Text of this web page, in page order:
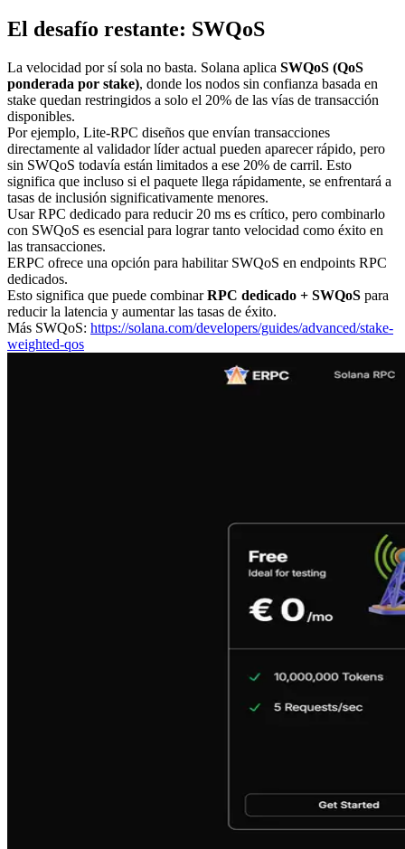
El desafío restante: SWQoS
La velocidad por sí sola no basta. Solana aplica SWQoS (QoS
ponderada por stake), donde los nodos sin confianza basada en
stake quedan restringidos a solo el 20% de las vías de transacción
disponibles.
Por ejemplo, Lite-RPC diseños que envían transacciones
directamente al validador líder actual pueden aparecer rápido, pero
sin SWQoS todavía están limitados a ese 20% de carril. Esto
significa que incluso si el paquete llega rápidamente, se enfrentará a
tasas de inclusión significativamente menores.
Usar RPC dedicado para reducir 20 ms es crítico, pero combinarlo
con SWQoS es esencial para lograr tanto velocidad como éxito en
las transacciones.
ERPC ofrece una opción para habilitar SWQoS en endpoints RPC
dedicados.
Esto significa que puede combinarRPC dedicado + SWQoS para
reducir la latencia y aumentar las tasas de éxito.
Más SWQoS: https://solana.com/developers/guides/advanced/stake-
weighted-qos